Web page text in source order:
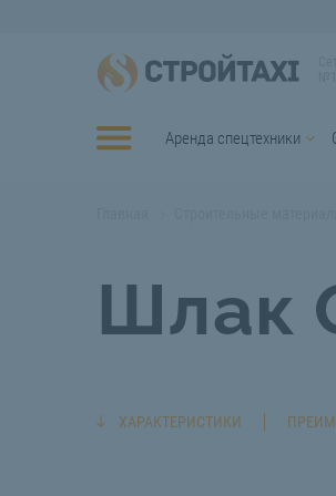
Аренда спецтехники
Шлак
ХАРАКТЕРИСТИКИ